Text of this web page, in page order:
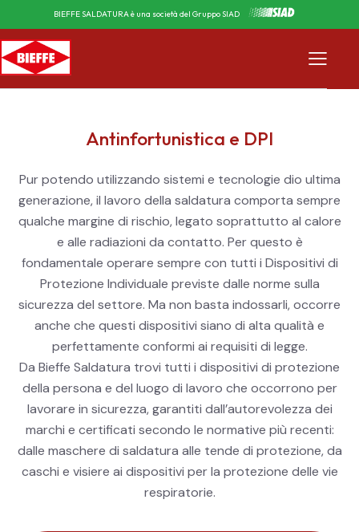
BIEFFE SALDATURA è una società del Gruppo SIAD
Antinfortunistica e DPI
Pur potendo utilizzando sistemi e tecnologie dio ultima
generazione, il lavoro della saldatura comporta sempre
qualche margine di rischio, legato soprattutto al calore
e alle radiazioni da contatto. Per questo è
fondamentale operare sempre con tutti i Dispositivi di
Protezione Individuale previste dalle norme sulla
sicurezza del settore. Ma non basta indossarli, occorre
anche che questi dispositivi siano di alta qualità e
perfettamente conformi ai requisiti di legge.
Da Bieffe Saldatura trovi tutti i dispositivi di protezione
della persona e del luogo di lavoro che occorrono per
lavorare in sicurezza, garantiti dall’autorevolezza dei
marchi e certificati secondo le normative più recenti:
dalle maschere di saldatura alle tende di protezione, da
caschi e visiere ai dispositivi per la protezione delle vie
respiratorie.